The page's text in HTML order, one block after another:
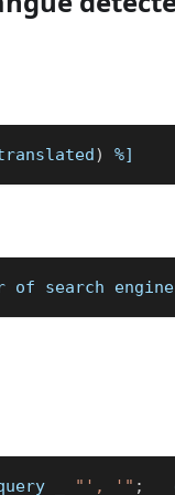
) %]
of search
"', '" ;